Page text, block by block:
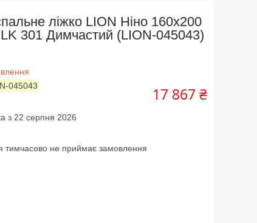
ліжко LION Ніно 160x200
301 Димчастий (LION-045043)
045043
з 22 серпня 2026
17 867 ₴
тимчасово не приймає замовлення